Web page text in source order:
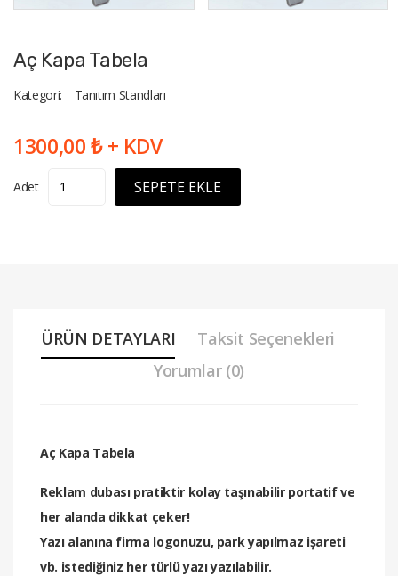
Aç Kapa Tabela
Kategori: Tanıtım Standları
1300,00 ₺ + KDV
Adet SEPETE EKLE
ÜRÜN DETAYLARI
Taksit Seçenekleri
Yorumlar (0)
Aç Kapa Tabela​
Reklam dubası pratiktir kolay taşınabilir portatif ve
her alanda dikkat çeker!
Yazı alanına firma logonuzu, park yapılmaz işareti
vb. istediğiniz her türlü yazı yazılabilir.